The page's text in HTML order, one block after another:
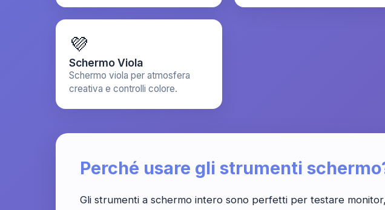
💜
Schermo Viola
Schermo viola per atmosfera
creativa e controlli colore.
Perché usare gli strumenti
Gli strumenti a schermo intero sono perfetti per testare